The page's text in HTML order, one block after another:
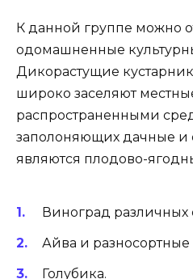
К данной группе можно
одомашненные
Дикорастущие
широко заселяют
распространенными
заполоняющих дачные и
являются плодово-
Виноград различных
Айва и разносортные
Голубика.